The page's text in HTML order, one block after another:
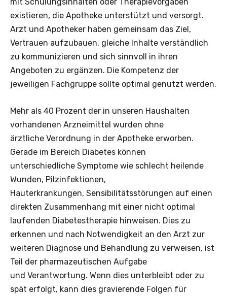
existieren, die Apotheke unterstützt und versorgt.
Arzt und Apotheker haben gemeinsam das Ziel,
Vertrauen aufzubauen, gleiche Inhalte verständlich
zu kommunizieren und sich sinnvoll in ihren
Angeboten zu ergänzen. Die Kompetenz der
jeweiligen Fachgruppe sollte optimal genutzt werden.
Mehr als 40 Prozent der in unseren Haushalten
vorhandenen Arzneimittel wurden ohne
ärztliche Verordnung in der Apotheke erworben.
Gerade im Bereich Diabetes können
unterschiedliche Symptome wie schlecht heilende
Wunden, Pilzinfektionen,
Hauterkrankungen, Sensibilitätsstörungen auf einen
direkten Zusammenhang mit einer nicht optimal
laufenden Diabetestherapie hinweisen. Dies zu
erkennen und nach Notwendigkeit an den Arzt zur
weiteren Diagnose und Behandlung zu verweisen, ist
Teil der pharmazeutischen Aufgabe
und Verantwortung. Wenn dies unterbleibt oder zu
spät erfolgt, kann dies gravierende Folgen für